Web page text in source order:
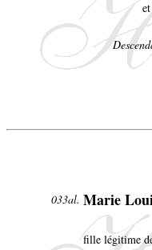
033al. Marie
fille légitime